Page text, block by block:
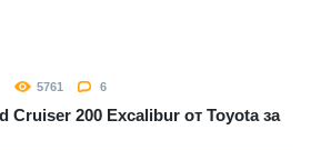
5761 6
200 Excalibur от Toyota за